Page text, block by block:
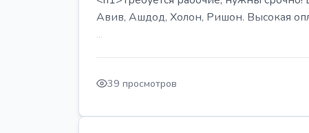
Авив, Ашдод, Холон, Ришон. Высокая
...
39 просмотров